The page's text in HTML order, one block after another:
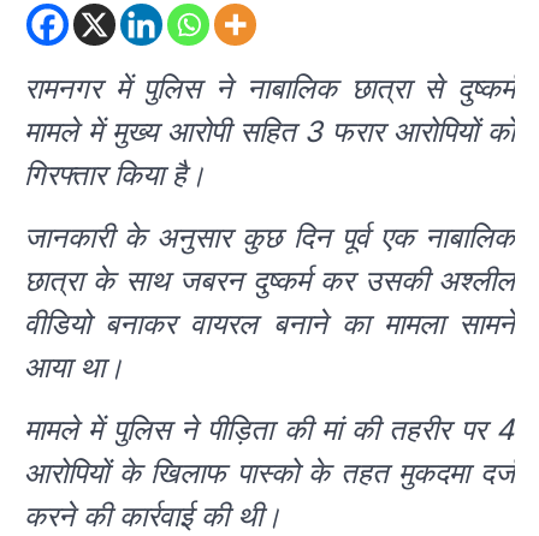
रामनगर में पुलिस ने नाबालिक छात्रा से दुष्कर्म
मामले में मुख्य आरोपी सहित 3 फरार आरोपियों को
गिरफ्तार किया है।
जानकारी के अनुसार कुछ दिन पूर्व एक नाबालिक
छात्रा के साथ जबरन दुष्कर्म कर उसकी अश्लील
वीडियो बनाकर वायरल बनाने का मामला सामने
आया था।
मामले में पुलिस ने पीड़िता की मां की तहरीर पर 4
आरोपियों के खिलाफ पास्को के तहत मुकदमा दर्ज
करने की कार्रवाई की थी।